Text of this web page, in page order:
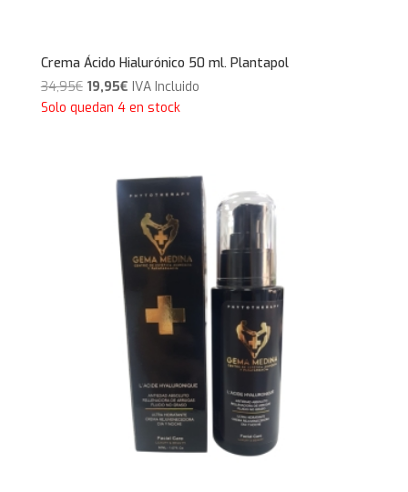
Crema Ácido Hialurónico 50 ml. Plantapol
34,95€ El
precio
19,95€El
precio
IVA Incluido
Solo quedan 4 en stock